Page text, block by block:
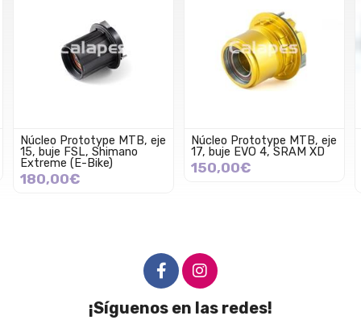
Núcleo Prototype MTB, eje
17, buje EVO 4, SRAM XD
150,00€
Radios Prototype PSR
Wing 2.0 - 14G - SP - Ti
Rainbow (32 unidades)
¡Síguenos en las redes!